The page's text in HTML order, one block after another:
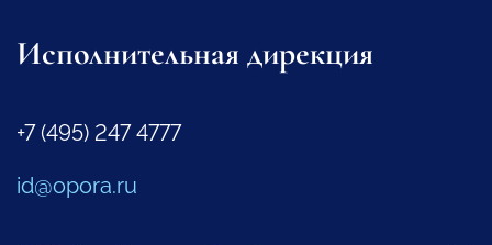
Исполнительная дирекция
+7 (495) 247 4777
id@opora.ru